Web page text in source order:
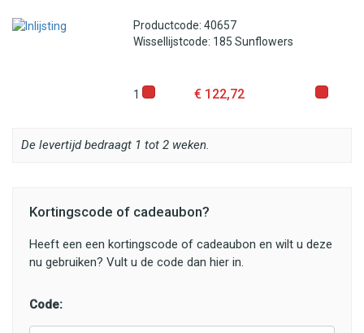
Productcode: 40657
Wissellijstcode: 185 Sunflowers
1 € 122,72
De levertijd bedraagt 1 tot 2 weken.
Kortingscode of cadeaubon?
Heeft een een kortingscode of cadeaubon en wilt u deze
nu gebruiken? Vult u de code dan hier in.
Code: